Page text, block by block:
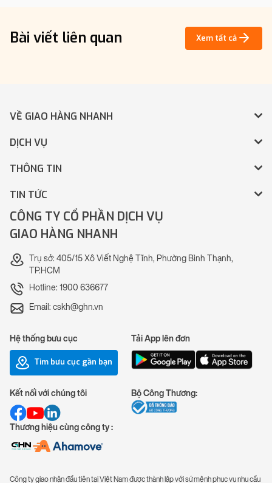
Bài viết liên quan Xem tất cả
VỀ GIAO HÀNG NHANH
DỊCH VỤ
THÔNG TIN
TIN TỨC
CÔNG TY CỔ PHẦN DỊCH VỤ
GIAO HÀNG NHANH
Trụ sở: 405/15 Xô Viết Nghệ Tĩnh, Phường Bình Thạnh,
TP.HCM
Hotline: 1900 636677
Email: cskh@ghn.vn
Hệ thống bưu cục
Tìm bưu cục gần bạn
Tải App lên đơn
Kết nối với chúng tôi
Thương hiệu cùng công ty :
Bộ Công Thương:
Công ty giao nhận đầu tiên tại Việt Nam được thành lập với sứ mệnh phục vụ nhu cầu